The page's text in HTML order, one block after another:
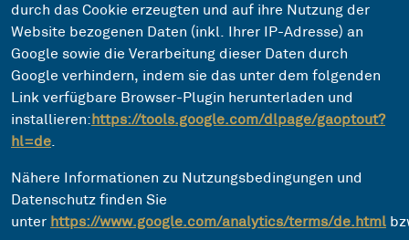
durch das Cookie erzeugten und auf ihre Nutzung der
Website bezogenen Daten (inkl. Ihrer IP-Adresse) an
Google sowie die Verarbeitung dieser Daten durch
Google verhindern, indem sie das unter dem folgenden
Link verfügbare Browser-Plugin herunterladen und
installieren:https://tools.google.com/dlpage/gaoptout?
hl=de.
Nähere Informationen zu Nutzungsbedingungen und
Datenschutz finden Sie
unter https://www.google.com/analytics/terms/de.html